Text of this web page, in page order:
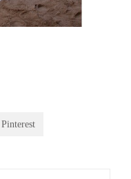
Pinterest